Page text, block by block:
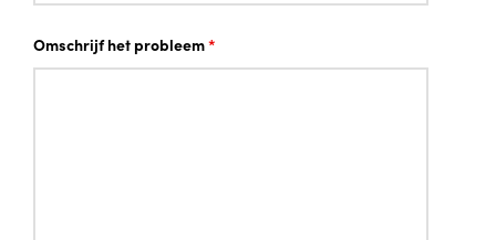
Omschrijf het probleem*